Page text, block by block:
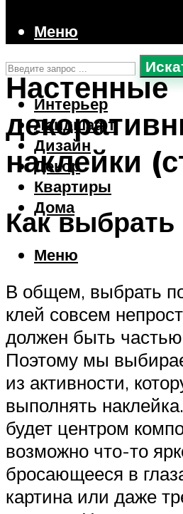
Интерьер
Ландшафт
Дизайн
Декор
Квартиры
Дома
Меню
Меню
Настенные
наклейки
Как выбрать
В общем, выбрать
клей совсем
должен быть
Поэтому мы
из активности,
выполнять
будет центром
возможно что-то
бросающееся в
картина или даже